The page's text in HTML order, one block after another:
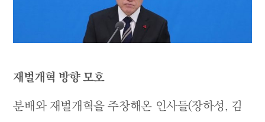
재벌개혁 방향 모호
분배와 재벌개혁을 주창해온 인사들(장하성, 김